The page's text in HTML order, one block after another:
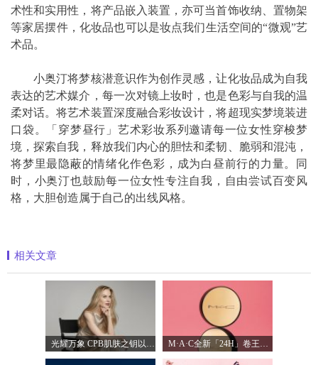
术性和实用性，将产品嵌入装置，亦可当首饰收纳、置物架
等家居摆件，化妆品也可以是妆点我们生活空间的“微观”艺
术品。
小奥汀将梦核潜意识作为创作灵感，让化妆品成为自我
表达的艺术媒介，每一次对镜上妆时，也是色彩与自我的温
柔对话。将艺术装置深度融合彩妆设计，将超现实梦境装进
口袋。「穿梦昼行」艺术彩妆系列邀请每一位女性穿梭梦
境，探索自我，释放我们内心的胆怯和柔韧、脆弱和混沌，
将梦里最隐蔽的情绪化作色彩，成为白昼前行的力量。同
时，小奥汀也鼓励每一位女性专注自我，自由尝试百变风
格，大胆创造属于自己的出线风格。
相关文章